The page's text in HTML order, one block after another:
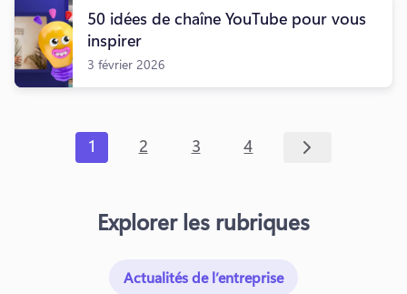
50 idées de chaîne YouTube pour vous
inspirer
3 février 2026
1 2 3 4
Explorer les rubriques
Actualités de l’entreprise